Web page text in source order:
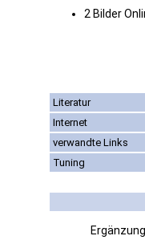
2 Bilder
Literatur
Internet
verwandte Links
Tuning